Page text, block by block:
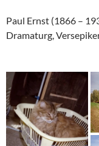
Paul Ernst (1866 –
Dramaturg,